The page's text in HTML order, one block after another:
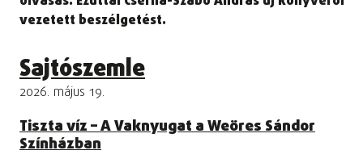
vezetett beszélgetést.
Sajtószemle
2026. május 19.
Tiszta víz – A Vaknyugat a Weöres Sándor
Színházban